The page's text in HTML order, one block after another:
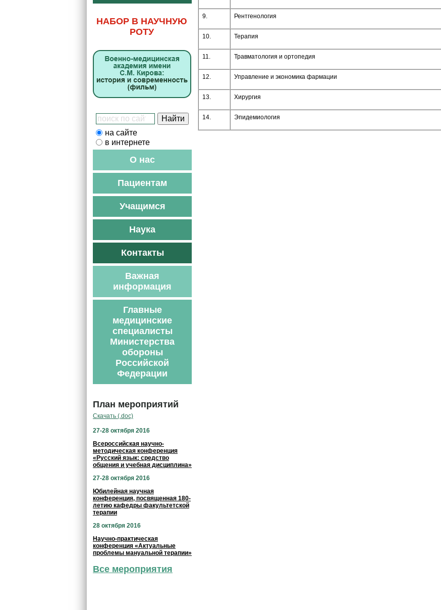
НАБОР В НАУЧНУЮ
РОТУ
на сайте
в интернете
О нас
Пациентам
Учащимся
Наука
Контакты
Важная
информация
Главные
медицинские
специалисты
Министерства
обороны
Российской
Федерации
План мероприятий
Скачать (.doc)
27-28 октября 2016
Всероссийская научно-
методическая конференция
«Русский язык: средство
общения и учебная дисциплина»
27-28 октября 2016
Юбилейная научная
конференция, посвященная 180-
летию кафедры факультетской
терапии
28 октября 2016
Научно-практическая
конференция «Актуальные
проблемы мануальной терапии»
Все мероприятия
9. Рентгенология
10. Терапия
11. Травматология и ортопедия
12. Управление и экономика фармации
13. Хирургия
14. Эпидемиология